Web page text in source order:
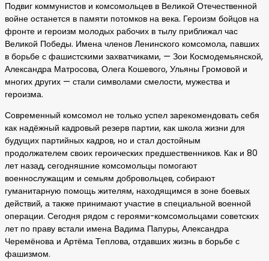
Подвиг коммунистов и комсомольцев в Великой Отечественной
войне останется в памяти потомков на века. Героизм бойцов на
фронте и героизм молодых рабочих в тылу приближал час
Великой Победы. Имена членов Ленинского комсомола, павших
в борьбе с фашистскими захватчиками, — Зои Космодемьянской,
Александра Матросова, Олега Кошевого, Ульяны Громовой и
многих других — стали символами смелости, мужества и
героизма.
Современный комсомол не только успел зарекомендовать себя
как надёжный кадровый резерв партии, как школа жизни для
будущих партийных кадров, но и стал достойным
продолжателем своих героических предшественников. Как и 80
лет назад, сегодняшние комсомольцы помогают
военнослужащим и семьям добровольцев, собирают
гуманитарную помощь жителям, находящимся в зоне боевых
действий, а также принимают участие в специальной военной
операции. Сегодня рядом с героями-комсомольцами советских
лет по праву встали имена Вадима Папуры, Александра
Черемёнова и Артёма Теплова, отдавших жизнь в борьбе с
фашизмом.